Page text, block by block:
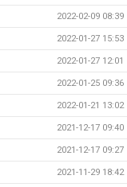
2022-02-09 08:39
2022-01-27 15:53
2022-01-27 12:01
2022-01-25 09:36
2022-01-21 13:02
2021-12-17 09:40
2021-12-17 09:27
2021-11-29 18:42